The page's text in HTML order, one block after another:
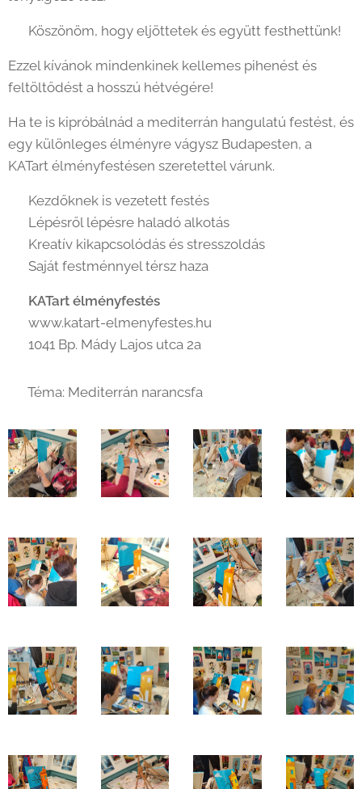
✨ Köszönöm, hogy eljöttetek és együtt festhettünk!
Ezzel kívánok mindenkinek kellemes pihenést és
feltöltődést a hosszú hétvégére!
Ha te is kipróbálnád a mediterrán hangulatú festést, és
egy különleges élményre vágysz Budapesten, a
KATart élményfestésen szeretettel várunk.
✔️ Kezdőknek is vezetett festés
✔️ Lépésről lépésre haladó alkotás
✔️ Kreatív kikapcsolódás és stresszoldás
✔️ Saját festménnyel térsz haza
KATart élményfestés
🌐 www.katart-elmenyfestes.hu
📍 1041 Bp. Mády Lajos utca 2a
🖼️ Téma: Mediterrán narancsfa